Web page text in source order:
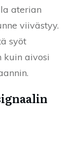
aterian
viivästyy.
syöt
kuin aivosi